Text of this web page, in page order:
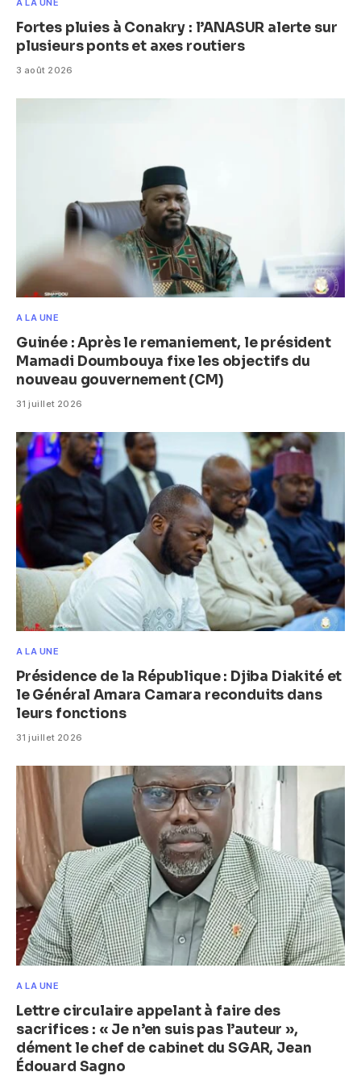
A LA UNE
Fortes pluies à Conakry : l’ANASUR alerte sur
plusieurs ponts et axes routiers
3 août 2026
A LA UNE
Guinée : Après le remaniement, le président
Mamadi Doumbouya fixe les objectifs du
nouveau gouvernement (CM)
31 juillet 2026
A LA UNE
Présidence de la République : Djiba Diakité et
le Général Amara Camara reconduits dans
leurs fonctions
31 juillet 2026
A LA UNE
Lettre circulaire appelant à faire des
sacrifices : « Je n’en suis pas l’auteur »,
dément le chef de cabinet du SGAR, Jean
Édouard Sagno